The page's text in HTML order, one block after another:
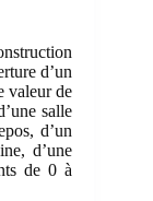
d’un
valeur de
salle
d’un
d’une
de 0 à